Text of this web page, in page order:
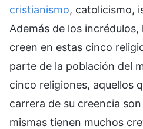
cristianismo, catolicismo,
Además de los incrédulos,
creen en estas cinco
parte de la población del
cinco religiones, aquellos
carrera de su creencia
mismas tienen muchos